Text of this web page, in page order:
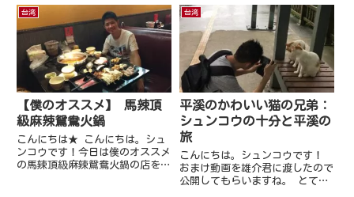
がたくさんいますね！見えてきま
した地図がある！地図があります
よアクセスなど書いてあります
ね...
台北から礁溪へ行くには、台北駅
の北側にある台北バスターミナル
（台北轉運站）から葛瑪蘭客運と
いう会社の高速バスに乗るのが
オ...
台湾
【僕のオススメ】 馬辣頂
級麻辣鴛鴦火鍋
こんにちは★ こんにちは。シュ
ンコウです！今日は僕のオススメ
の馬辣頂級麻辣鴛鴦火鍋の店を紹
台湾
平溪のかわいい猫の兄弟：
シュンコウの十分と平溪の
旅
こんにちは。シュンコウです！
おまけ動画を雄介君に渡したので
公開してもらいますね。 とても